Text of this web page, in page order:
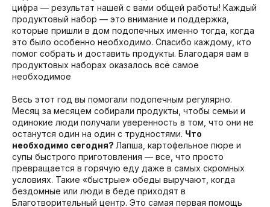
цифра — результат нашей с вами общей работы! Каждый
продуктовый набор — это внимание и поддержка,
которые пришли в дом подопечных именно тогда, когда
это было особенно необходимо. Спасибо каждому, кто
помог собрать и доставить продукты. Благодаря вам в
продуктовых наборах оказалось всё самое
необходимое
Весь этот год вы помогали подопечным регулярно.
Месяц за месяцем собирали продукты, чтобы семьи и
одинокие люди получали уверенность в том, что они не
останутся один на один с трудностями. Что
необходимо сегодня? Лапша, картофельное пюре и
супы быстрого приготовления — все, что просто
превращается в горячую еду даже в самых скромных
условиях. Такие «быстрые» обеды выручают, когда
бездомные или люди в беде приходят в
Благотворительный центр. Это самая первая помощь